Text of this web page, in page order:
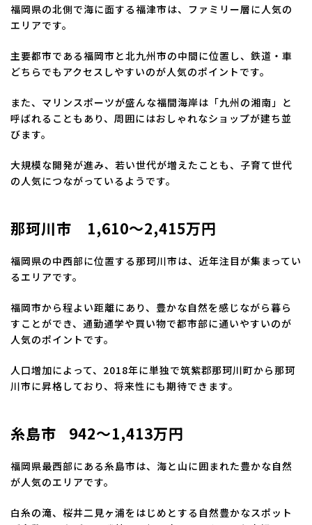
福岡県の北側で海に面する福津市は、ファミリー層に人気の
エリアです。
主要都市である福岡市と北九州市の中間に位置し、鉄道・車
どちらでもアクセスしやすいのが人気のポイントです。
また、マリンスポーツが盛んな福間海岸は「九州の湘南」と
呼ばれることもあり、周囲にはおしゃれなショップが建ち並
びます。
大規模な開発が進み、若い世代が増えたことも、子育て世代
の人気につながっているようです。
那珂川市 1,610～2,415万円
福岡県の中西部に位置する那珂川市は、近年注目が集まってい
るエリアです。
福岡市から程よい距離にあり、豊かな自然を感じながら暮ら
すことができ、通勤通学や買い物で都市部に通いやすいのが
人気のポイントです。
人口増加によって、2018年に単独で筑紫郡那珂川町から那珂
川市に昇格しており、将来性にも期待できます。
糸島市 942～1,413万円
福岡県最西部にある糸島市は、海と山に囲まれた豊かな自然
が人気のエリアです。
白糸の滝、桜井二見ヶ浦をはじめとする自然豊かなスポット